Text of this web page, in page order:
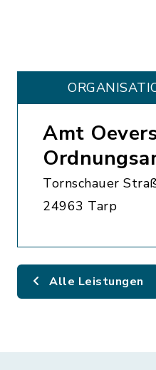
Amt
Tornschauer
24963 Tarp
Alle Leistungen